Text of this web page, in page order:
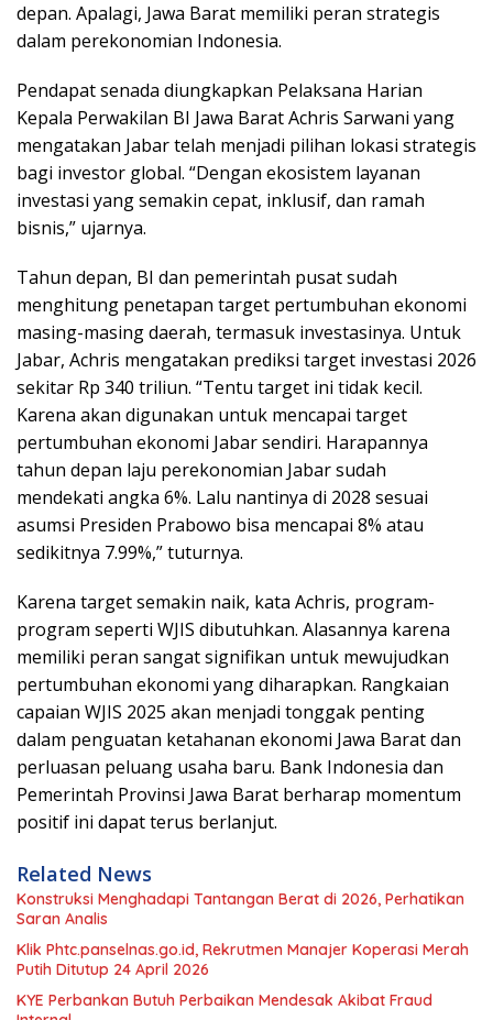
depan. Apalagi, Jawa Barat memiliki peran strategis
dalam perekonomian Indonesia.
Pendapat senada diungkapkan Pelaksana Harian
Kepala Perwakilan BI Jawa Barat Achris Sarwani yang
mengatakan Jabar telah menjadi pilihan lokasi strategis
bagi investor global. “Dengan ekosistem layanan
investasi yang semakin cepat, inklusif, dan ramah
bisnis,” ujarnya.
Tahun depan, BI dan pemerintah pusat sudah
menghitung penetapan target pertumbuhan ekonomi
masing-masing daerah, termasuk investasinya. Untuk
Jabar, Achris mengatakan prediksi target investasi 2026
sekitar Rp 340 triliun. “Tentu target ini tidak kecil.
Karena akan digunakan untuk mencapai target
pertumbuhan ekonomi Jabar sendiri. Harapannya
tahun depan laju perekonomian Jabar sudah
mendekati angka 6%. Lalu nantinya di 2028 sesuai
asumsi Presiden Prabowo bisa mencapai 8% atau
sedikitnya 7.99%,” tuturnya.
Karena target semakin naik, kata Achris, program-
program seperti WJIS dibutuhkan. Alasannya karena
memiliki peran sangat signifikan untuk mewujudkan
pertumbuhan ekonomi yang diharapkan. Rangkaian
capaian WJIS 2025 akan menjadi tonggak penting
dalam penguatan ketahanan ekonomi Jawa Barat dan
perluasan peluang usaha baru. Bank Indonesia dan
Pemerintah Provinsi Jawa Barat berharap momentum
positif ini dapat terus berlanjut.
Related News
Konstruksi Menghadapi Tantangan Berat di 2026, Perhatikan
Saran Analis
Klik Phtc.panselnas.go.id, Rekrutmen Manajer Koperasi Merah
Putih Ditutup 24 April 2026
KYE Perbankan Butuh Perbaikan Mendesak Akibat Fraud